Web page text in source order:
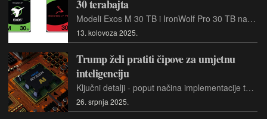
30 terabajta
Modeli Exos M 30 TB i IronWolf Pro 30 TB namijenjeni su operaterima podatkovnih centara koji imaju sve više posla zbog umjetne inteligencije.
13. kolovoza 2025.
Trump želi pratiti čipove za umjetnu
inteligenciju
Ključni detalji - poput načina implementacije tehnologije i dodatnih troškova - tek trebaju biti razrađeni, kako u predloženim zakonima, tako i u preporukama Trumpove administracije
26. srpnja 2025.